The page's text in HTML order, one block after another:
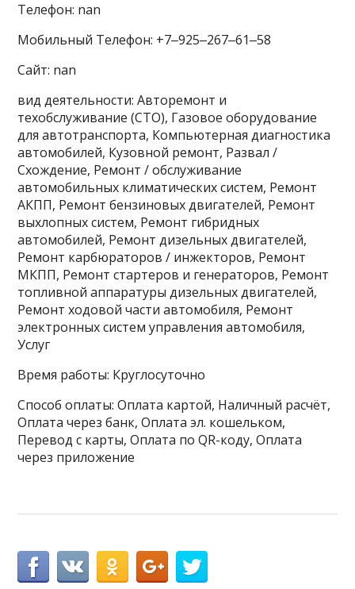
Телефон: nan
Мобильный Телефон: +7‒925‒267‒61‒58
Сайт: nan
вид деятельности: Авторемонт и
техобслуживание (СТО), Газовое оборудование
для автотранспорта, Компьютерная диагностика
автомобилей, Кузовной ремонт, Развал /
Схождение, Ремонт / обслуживание
автомобильных климатических систем, Ремонт
АКПП, Ремонт бензиновых двигателей, Ремонт
выхлопных систем, Ремонт гибридных
автомобилей, Ремонт дизельных двигателей,
Ремонт карбюраторов / инжекторов, Ремонт
МКПП, Ремонт стартеров и генераторов, Ремонт
топливной аппаратуры дизельных двигателей,
Ремонт ходовой части автомобиля, Ремонт
электронных систем управления автомобиля,
Услуг
Время работы: Круглосуточно
Способ оплаты: Оплата картой, Наличный расчёт,
Оплата через банк, Оплата эл. кошельком,
Перевод с карты, Оплата по QR-коду, Оплата
через приложение